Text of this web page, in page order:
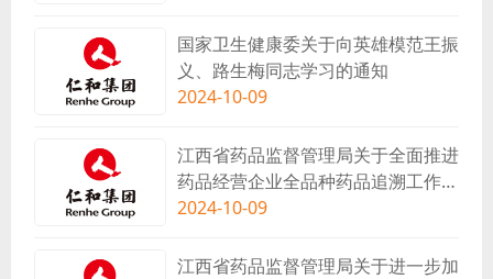
国家卫生健康委关于向英雄模范王振
义、路生梅同志学习的通知
2024-10-09
江西省药品监督管理局关于全面推进
药品经营企业全品种药品追溯工作的
通知
2024-10-09
江西省药品监督管理局关于进一步加